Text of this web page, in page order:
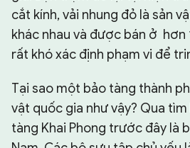
cắt kính, vải nhung đỏ là sản
khác nhau và được bán ở hơn
rất khó xác định phạm vi để
Tại sao một bảo tàng thành
vật quốc gia như vậy? Qua
tàng Khai Phong trước đây là